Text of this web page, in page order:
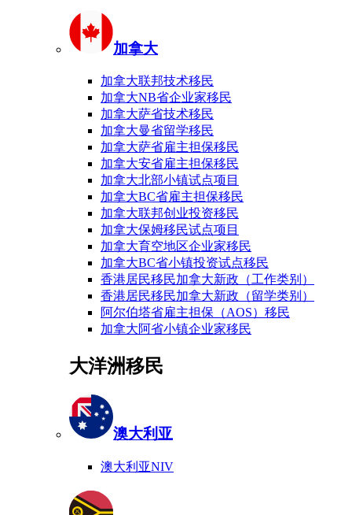
加拿大
加拿大联邦技术移民
加拿大NB省企业家移民
加拿大萨省技术移民
加拿大曼省留学移民
加拿大萨省雇主担保移民
加拿大安省雇主担保移民
加拿大北部小镇试点项目
加拿大BC省雇主担保移民
加拿大联邦创业投资移民
加拿大保姆移民试点项目
加拿大育空地区企业家移民
加拿大BC省小镇投资试点移民
香港居民移民加拿大新政（工作类别）
香港居民移民加拿大新政（留学类别）
阿尔伯塔省雇主担保（AOS）移民
加拿大阿省小镇企业家移民
大洋洲移民
澳大利亚
澳大利亚NIV